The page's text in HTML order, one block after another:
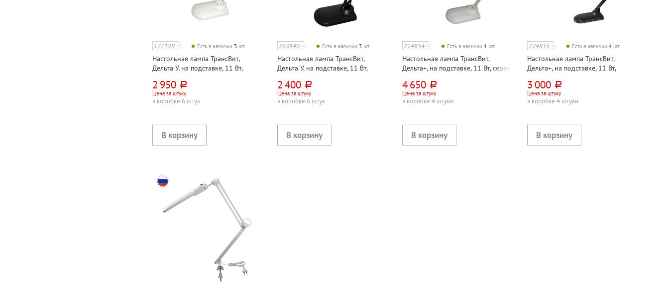
177198 Есть в наличии 3 шт.
Настольная лампа ТрансВит,
Дельта У, на подставке, 11 Вт,
белый, 2G7, кнопочный,
металл+пластик, лампа в
комплекте
2 950 руб.
Цена за штуку
в коробке 6 штук
263840 Есть в наличии 3 шт.
Настольная лампа ТрансВит,
Дельта У, на подставке, 11 Вт,
металл+пластик, лампа в
комплекте
2 400 руб.
Цена за штуку
в коробке 6 штук
224854 Есть в наличии 1 шт.
Настольная лампа ТрансВит,
Дельта+, на подставке, 11 Вт, серая,
4 650 руб.
Цена за штуку
в коробке 4 штуки
224855 Есть в наличии4 шт.
Настольная лампа ТрансВит,
Дельта+, на подставке, 11 Вт,
3 000 руб.
Цена за штуку
в коробке 4 штуки